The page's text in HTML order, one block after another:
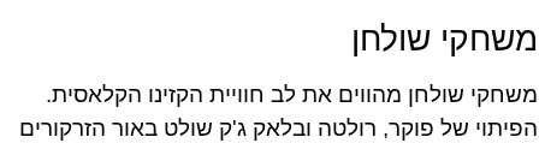
משחקי שולחן
משחקי שולחן מהווים את לב חוויית הקזינו הקלאסית.
הפיתוי של פוקר, רולטה ובלאק ג'ק שולט באור הזרקורים